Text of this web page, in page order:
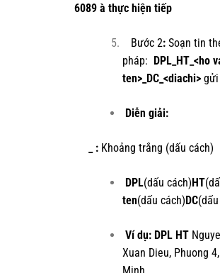
6089 à thực hiện tiếp
Bước 2: Soạn tin
pháp: DPL_HT_<ho
ten>_DC_<diachi>
Diễn giải:
_ : Khoảng trắng (dấu cách)
DPL(dấu cách)HT
ten(dấu cách)DC
Ví dụ: DPL HT
Xuan Dieu, Phuong
Minh